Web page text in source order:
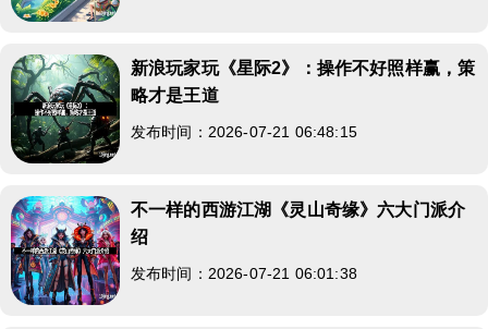
新浪玩家玩《星际2》：操作不好照样赢，策
略才是王道
发布时间：2026-07-21 06:48:15
不一样的西游江湖《灵山奇缘》六大门派介
绍
发布时间：2026-07-21 06:01:38